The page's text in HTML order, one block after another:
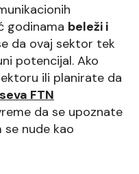
godinama beleži i
da ovaj sektor tek
potencijal. Ako
ili planirate da
FTN
da se upoznate
nude kao